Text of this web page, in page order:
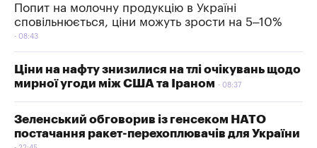
Попит на молочну продукцію в Україні
сповільнюється, ціни можуть зрости на 5–10%
08:43
Ціни на нафту знизилися на тлі очікувань щодо
мирної угоди між США та Іраном
08:37
Зеленський обговорив із генсеком НАТО
постачання ракет-перехоплювачів для України